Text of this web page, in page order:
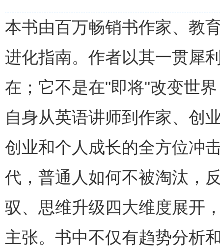
本书由百万畅销书作家、教
进化指南。作者以其一贯犀
在；它不是在"即将"改变世
自身从英语讲师到作家、创
创业和个人成长的全方位冲
代，普通人如何不被淘汰，
驭、思维升级四大维度展开
主张。书中不仅有趋势分析